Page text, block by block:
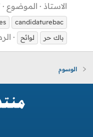
الاستاذ الموضوع
candidaturebac
باك حر
لوائح
الوسوم